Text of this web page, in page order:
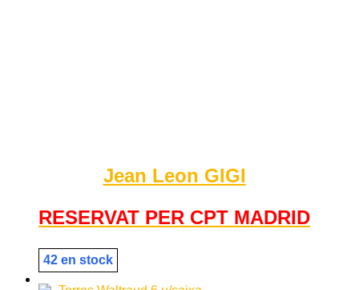
Jean Leon GIGI
RESERVAT PER CPT MADRID
42 en stock